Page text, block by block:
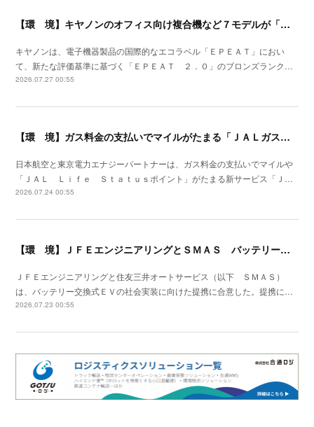
【環 境】キヤノンのオフィス向け複合機など７モデルが「ＥＰＥＡＴ ２．０」に登録
キヤノンは、電子機器製品の国際的なエコラベル「ＥＰＥＡＴ」におい
て、新たな評価基準に基づく「ＥＰＥＡＴ ２．０」のブロンズランク…
2026.07.27 00:55
【環 境】ガス料金の支払いでマイルがたまる「ＪＡＬガス」の提供開始
日本航空と東京電力エナジーパートナーは、ガス料金の支払いでマイルや
「ＪＡＬ Ｌｉｆｅ Ｓｔａｔｕｓポイント」がたまる新サービス「Ｊ…
2026.07.24 00:55
【環 境】ＪＦＥエンジニアリングとＳＭＡＳ バッテリー交換式ＥＶの社会実装で提携
ＪＦＥエンジニアリングと住友三井オートサービス（以下 ＳＭＡＳ）
は、バッテリー交換式ＥＶの社会実装に向けた提携に合意した。提携に…
2026.07.23 00:55